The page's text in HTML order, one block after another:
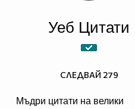
Уеб Цитати
Мъдри цитати на велики
СЛЕДВАЙ 279